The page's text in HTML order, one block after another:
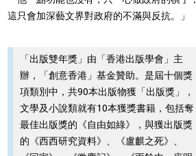
這只會加深藝文界對政府的不滿與反抗。」
「出版雙年獎」由「香港出版學會」主
辦，「創意香港」基金贊助。是屆十個獎
項類別中，共90本出版物獲「出版獎」，
文學及小說類就有10本獲獎書籍，包括奪
最佳出版獎的《自由如綠》，與獲出版獎
的《西西研究資料》、《盧麒之死》、